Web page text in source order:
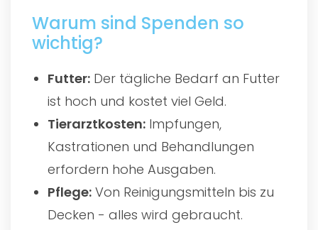
Warum sind Spenden so
wichtig?
Futter: Der tägliche Bedarf an Futter
ist hoch und kostet viel Geld.
Tierarztkosten: Impfungen,
Kastrationen und Behandlungen
erfordern hohe Ausgaben.
Pflege: Von Reinigungsmitteln bis zu
Decken - alles wird gebraucht.